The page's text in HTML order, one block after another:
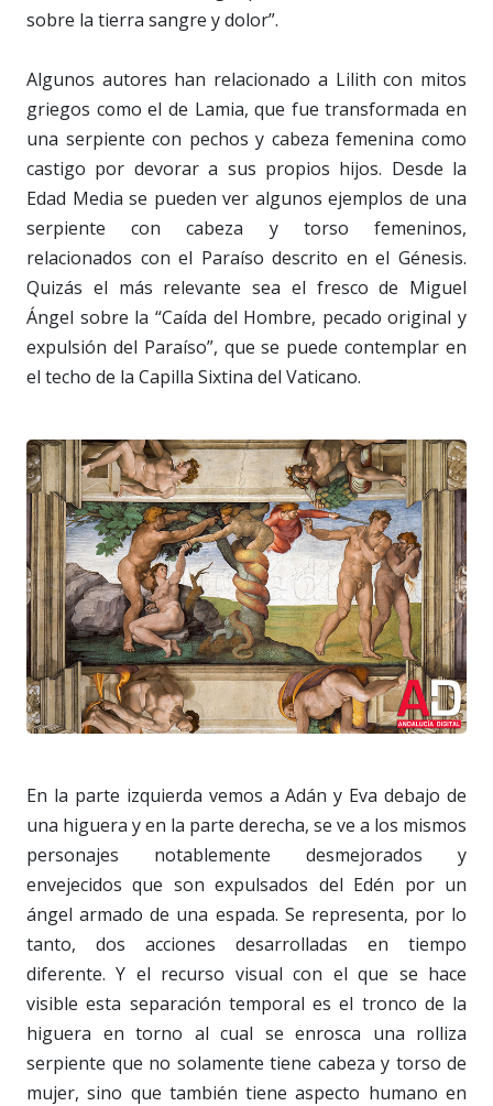
sobre la tierra sangre y dolor”.
Algunos autores han relacionado a Lilith con mitos
griegos como el de Lamia, que fue transformada en
una serpiente con pechos y cabeza femenina como
castigo por devorar a sus propios hijos. Desde la
Edad Media se pueden ver algunos ejemplos de una
serpiente con cabeza y torso femeninos,
relacionados con el Paraíso descrito en el Génesis.
Quizás el más relevante sea el fresco de Miguel
Ángel sobre la “Caída del Hombre, pecado original y
expulsión del Paraíso”, que se puede contemplar en
el techo de la Capilla Sixtina del Vaticano.
En la parte izquierda vemos a Adán y Eva debajo de
una higuera y en la parte derecha, se ve a los mismos
personajes notablemente desmejorados y
envejecidos que son expulsados del Edén por un
ángel armado de una espada. Se representa, por lo
tanto, dos acciones desarrolladas en tiempo
diferente. Y el recurso visual con el que se hace
visible esta separación temporal es el tronco de la
higuera en torno al cual se enrosca una rolliza
serpiente que no solamente tiene cabeza y torso de
mujer, sino que también tiene aspecto humano en